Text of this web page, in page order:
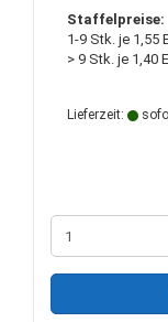
Staffelpreise:
1-9 Stk. je 1,55
> 9 Stk. je 1,40
Lieferzeit: